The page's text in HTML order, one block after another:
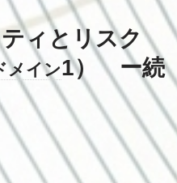
ィとリスク
メイン1） ー続